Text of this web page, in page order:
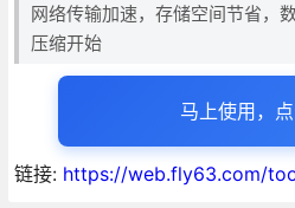
网络传输加速，存储空间节省，
压缩开始
马上使用，
链接: https://web.fly63.com/